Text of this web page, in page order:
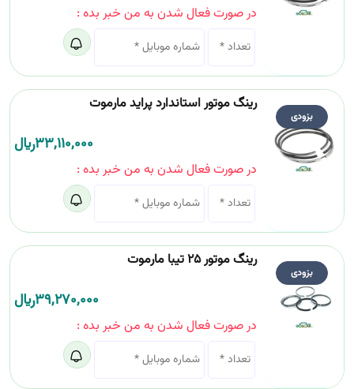
در صورت فعال شدن به من خبر بده :
بزودی
رینگ موتور استاندارد پراید مارموت
33,110,000﷼
در صورت فعال شدن به من خبر بده :
بزودی
رینگ موتور 25 تیبا مارموت
39,270,000﷼
در صورت فعال شدن به من خبر بده :